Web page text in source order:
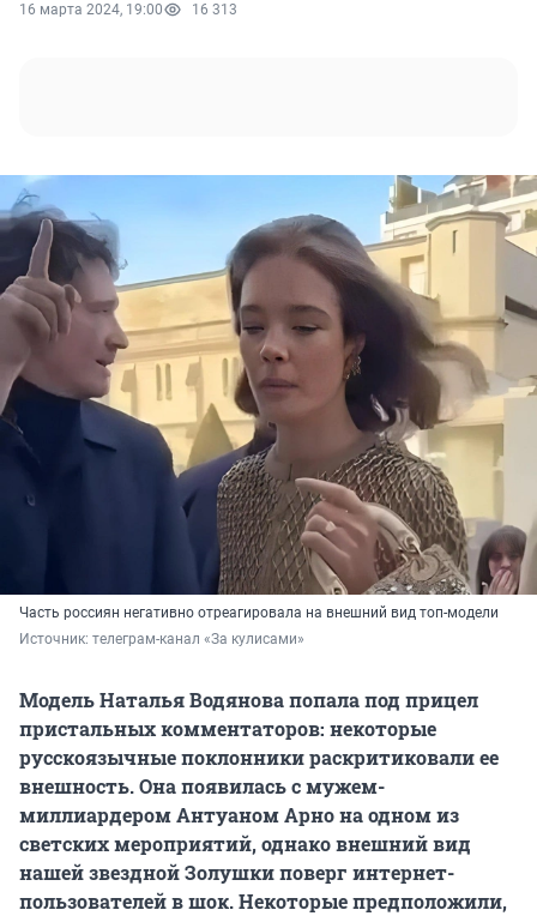
16 марта 2024, 19:00 16 313
Часть россиян негативно отреагировала на внешний вид топ-модели
Источник: телеграм-канал «За кулисами»
Модель Наталья Водянова попала под прицел
пристальных комментаторов: некоторые
русскоязычные поклонники раскритиковали ее
внешность. Она появилась с мужем-
миллиардером Антуаном Арно на одном из
светских мероприятий, однако внешний вид
нашей звездной Золушки поверг интернет-
пользователей в шок. Некоторые предположили,